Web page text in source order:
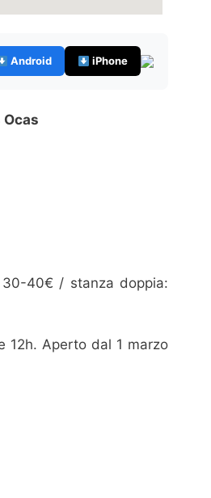
Android iPhone
40€ / stanza doppia:
12h. Aperto dal 1 marzo